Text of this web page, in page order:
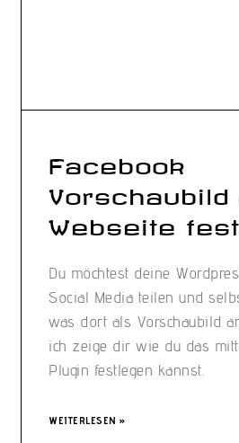
Facebook
Vorschaubild
Webseite
Du möchtest deine
Social Media teilen und
was dort als Vorschaubild
ich zeige dir wie du das
Plugin festlegen kannst.
WEITERLESEN »